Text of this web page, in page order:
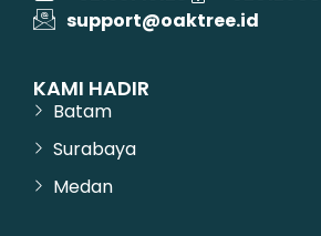
support@oaktree.id
KAMI HADIR
Batam
Surabaya
Medan